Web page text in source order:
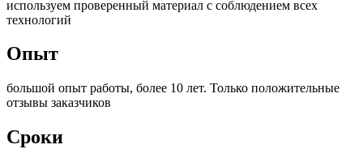
используем проверенный материал с соблюдением всех
технологий
Опыт
большой опыт работы, более 10 лет. Только положительные
отзывы заказчиков
Сроки